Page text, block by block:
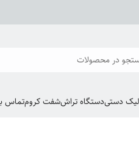
در محصولات
دستیدستگاه تراششفت کرومتماس